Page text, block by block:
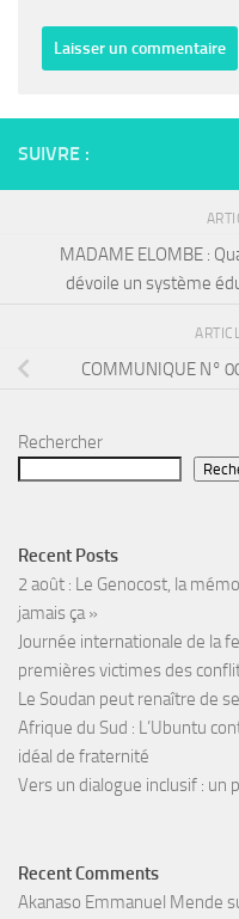
SUIVRE :
MADAME ELOMBE :
dévoile un système
COMMUNIQUE N°
Rechercher
Recent Posts
2 août : Le Genocost, la
jamais ça »
Journée internationale de la
premières victimes des
Le Soudan peut renaître de
Afrique du Sud : L’Ubuntu
idéal de fraternité
Vers un dialogue inclusif : un
Recent Comments
Akanaso Emmanuel Mende